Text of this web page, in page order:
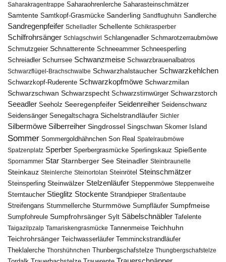
Saharakragentrappe Saharaohrenlerche Saharasteinschmätzer
Samtente Samtkopf-Grasmücke Sanderling Sandflughuhn Sandlerche
Sandregenpfeifer Schelladler Schellente Schikrasperber
Schilfrohrsänger Schlagschwirl Schlangenadler Schmarotzerraubmöwe
Schmutzgeier Schnatterente Schneeammer Schneesperling
Schreiadler Schurrsee Schwanzmeise Schwarzbrauenalbatros
Schwarzflügel-Brachschwalbe Schwarzhalstaucher Schwarzkehlchen
Schwarzkopf-Ruderente Schwarzkopfmöwe Schwarzmilan
Schwarzschwan Schwarzspecht Schwarzstirnwürger Schwarzstorch
Seeadler Seeholz Seeregenpfeifer Seidenreiher Seidenschwanz
Seidensänger Senegaltschagra Sichelstrandläufer Sichler
Silbermöwe Silberreiher Singdrossel Singschwan Skomer Island
Sommer Sommergoldhähnchen Son Real Spatelraubmöwe
Spatzenplatz Sperber Sperbergrasmücke Sperlingskauz Spießente
Spornammer Star Starnberger See Steinadler Steinbraunelle
Steinkauz Steinlerche Steinortolan Steinrötel Steinschmätzer
Steinsperling Steinwälzer Stelzenläufer Steppenmöwe Steppenweihe
Sterntaucher Stieglitz Stockente Strandpieper Straßentaube
Streifengans Stummellerche Sturmmöwe Sumpfläufer Sumpfmeise
Sumpfohreule Sumpfrohrsänger Sylt Säbelschnäbler Tafelente
Taigazilpzalp Tamariskengrasmücke Tannenmeise Teichhuhn
Teichrohrsänger Teichwasserläufer Temminckstrandläufer
Theklalerche Thorshühnchen Thunbergschafstelze Thungbergschafstelze